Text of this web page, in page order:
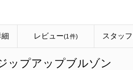
レビュー(1件) スタッフ
ップアップブルゾン